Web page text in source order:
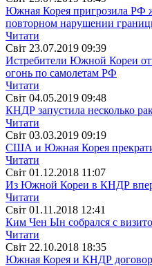
Южная Корея пригрозила РФ
повторном нарушении
Читати
Свiт 23.07.2019 09:39
Истребители Южной Кореи
огонь по самолетам РФ
Читати
Свiт 04.05.2019 09:48
КНДР запустила несколько
Читати
Свiт 03.03.2019 09:19
США и Южная Корея
Читати
Свiт 01.12.2018 11:07
Из Южной Кореи в КНДР
Читати
Свiт 01.11.2018 12:41
Ким Чен Ын собрался с
Читати
Свiт 22.10.2018 18:35
Южная Корея и КНДР